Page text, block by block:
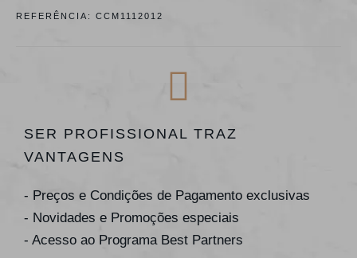
REFERÊNCIA: CCM1112012
SER PROFISSIONAL TRAZ
VANTAGENS
- Preços e Condições de Pagamento exclusivas
- Novidades e Promoções especiais
- Acesso ao Programa Best Partners